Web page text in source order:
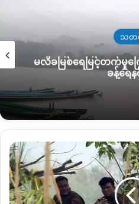
ကြည့်တာမျိုးပဲ လုပ်တော့တယ်“ ဟု
ဇွန်လ ၁၂ ရက်နေ့ မတိုင်ခင်အထိ ဘ
ကိရိယာများဖြင့်သုံးရက်ခန့် အချိန်
စီးနင်လာသည့် ပါဂျဲရိုကား အမျို
တွေ့ရှိထုတ်ယူနိုင်ခဲ့ပြီး ရုပ်အလေ
ယခုကဲ့သို့ ရပ်နားလိုက်ခြင်းဖြစ်က
ယင်းမိသားစု ကားပြုတ်ကျခဲ့သည့်
သည့်ကျောက်စိမ်းလုပ်ကွက်ဟော
ရုပ်အလောင်းပြန်တွေ့နိုင်ရန်ခက်ခဲန
သတ
မလိခမြစ်ရေမြင့်တက်မှုက
ခန့်ရေန
ကလေး
၄
ဦး
အပါအဝင်
ဖမ်းဆီး